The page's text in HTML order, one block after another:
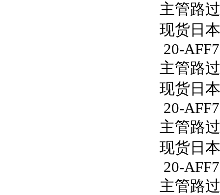
主管路
现货日
20-
主管路
现货日
20-
主管路
现货日
20-
主管路